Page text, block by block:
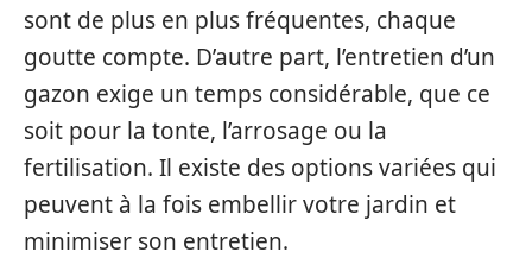
sont de plus en plus fréquentes, chaque
goutte compte. D’autre part, l’entretien d’un
gazon exige un temps considérable, que ce
soit pour la tonte, l’arrosage ou la
fertilisation. Il existe des options variées qui
peuvent à la fois embellir votre jardin et
minimiser son entretien.